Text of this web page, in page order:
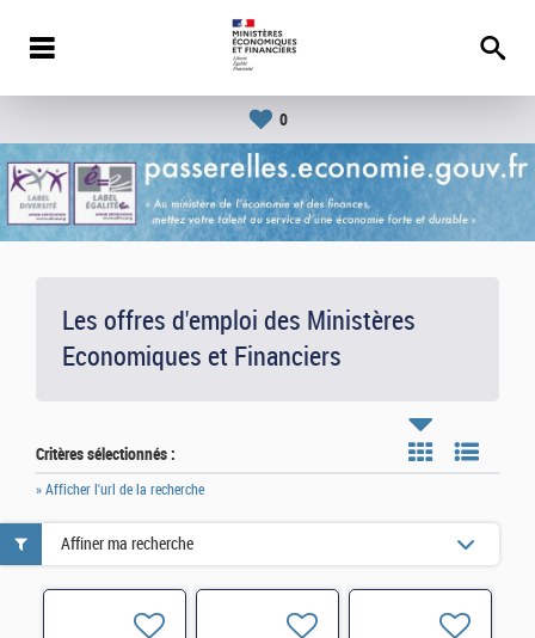
0
Les offres d'emploi des Ministères
Economiques et Financiers
Critères sélectionnés :
» Afficher l'url de la recherche
Affiner ma recherche